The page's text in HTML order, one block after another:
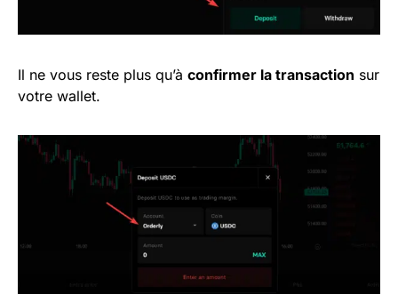
Il ne vous reste plus qu’à confirmer la transaction sur
votre wallet.